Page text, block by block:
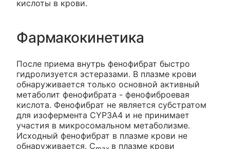
кислоты в крови.
Фармакокинетика
После приема внутрь фенофибрат быстро
гидролизуется эстеразами. В плазме крови
обнаруживается только основной активный
метаболит фенофибрата - фенофиброевая
кислота. Фенофибрат не является субстратом
для изофермента CYP3A4 и не принимает
участия в микросомальном метаболизме.
Исходный фенофибрат в плазме крови не
обнаруживается. C
в плазме крови